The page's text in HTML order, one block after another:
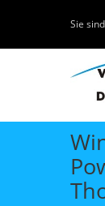
Sie